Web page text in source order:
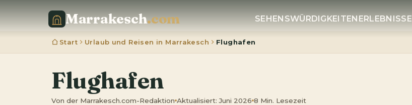
Marrakesch.com SEHENSWÜRDIGKEITEN ERLEBNISSE
Start Urlaub und Reisen in Marrakesch Flughafen
Flughafen
Von der Marrakesch.com-Redaktion Aktualisiert: Juni 2026 8 Min. Lesezeit